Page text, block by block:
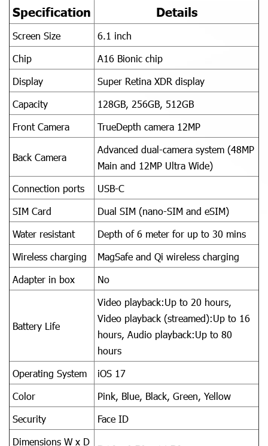
Specification Details
Screen Size
6.1 inch
Chip
A16 Bionic chip
Display
Super Retina XDR display
Capacity
128GB, 256GB, 512GB
Front Camera
TrueDepth camera 12MP
Back Camera
Advanced dual-camera system (48MP
Main and 12MP Ultra Wide)
Connection ports
USB-C
SIM Card
Dual SIM (nano-SIM and eSIM)
Water resistant
Depth of 6 meter for up to 30 mins
Wireless charging
MagSafe and Qi wireless charging
Adapter in box
No
Battery Life
Video playback:Up to 20 hours,
Video playback (streamed):Up to 16
hours, Audio playback:Up to 80
hours
Operating System
iOS 17
Color
Pink, Blue, Black, Green, Yellow
Security
Face ID
Dimensions W x D